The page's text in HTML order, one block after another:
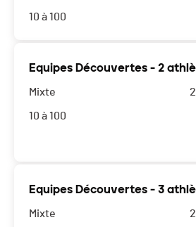
10 à 100
Equipes Découvertes - 2
Mixte
10 à 100
Equipes Découvertes - 3
Mixte